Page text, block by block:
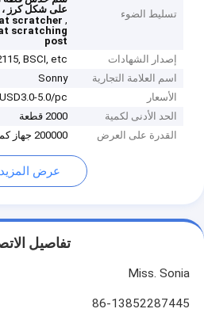
تسليط الضوء
على شكل كرز
,
scratcher
scratching
post
إصدار الشهادات
BSCI, etc
اسم العلامة التجارية
Sonny
الأسعار
USD3.0-5.0/pc
الحد الأدنى لكمية
2000 قطعة
القدرة على العرض
200000 جهاز كمبيوتر شخصى / الشهر
عرض المزيد
تفاصيل
Miss. Sonia
86-13852287445